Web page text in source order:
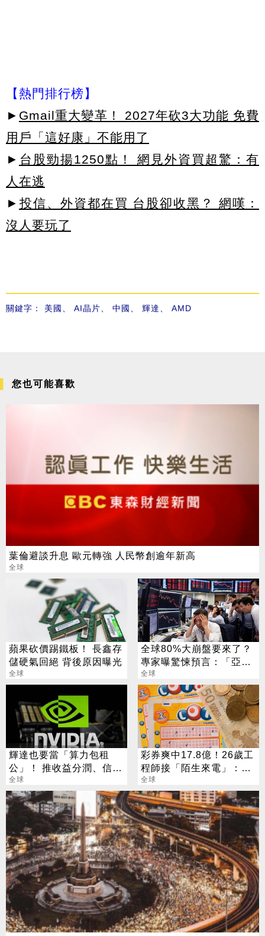
【熱門排行榜】
► Gmail重大變革！ 2027年砍3大功能 免費
用戶「這好康」不能用了
► 台股勁揚1250點！ 網見外資買超驚：有
人在逃
► 投信、外資都在買 台股卻收黑？ 網嘆：
沒人要玩了
關鍵字： 美國 AI晶片 中國 輝達 AMD
您也可能喜歡
葉倫避談升息 歐元轉強 人民幣創逾年新高
全球
蘋果砍價踢鐵板！ 長鑫存
儲硬氣回絕 背後原因曝光
全球
全球80%大崩盤要來了？
專家曝驚悚預言：「亞洲
1國家」恐成導火線
全球
輝達也要當「算力包租
公」！ 推收益分潤、信貸
配套合作方案
全球
彩券爽中17.8億！26歲工
程師接「陌生來電」：以
為是詐騙
全球